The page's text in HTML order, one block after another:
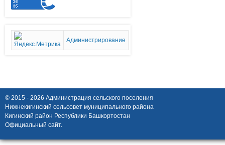
Администрирование
© 2015 - 2026 Администрация сельского поселения
Нижнекигинский сельсовет муниципального района
Кигинский район Республики Башкортостан
Официальный сайт.